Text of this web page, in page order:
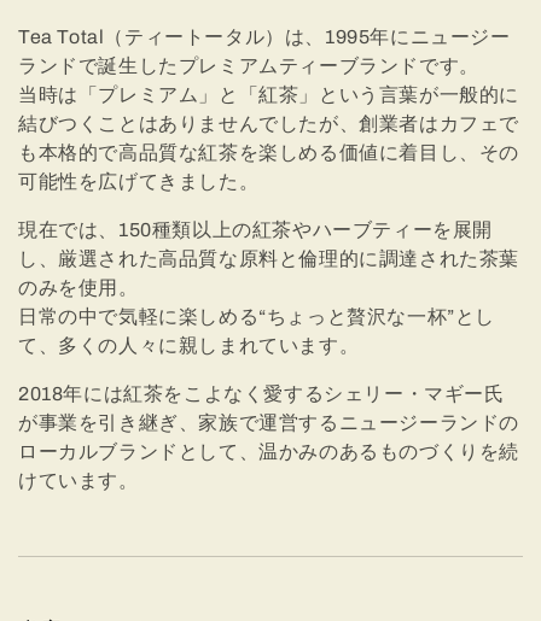
Tea Total（ティートータル）は、1995年にニュージー
ランドで誕生したプレミアムティーブランドです。
当時は「プレミアム」と「紅茶」という言葉が一般的に
結びつくことはありませんでしたが、創業者はカフェで
も本格的で高品質な紅茶を楽しめる価値に着目し、その
可能性を広げてきました。
現在では、150種類以上の紅茶やハーブティーを展開
し、厳選された高品質な原料と倫理的に調達された茶葉
のみを使用。
日常の中で気軽に楽しめる“ちょっと贅沢な一杯”とし
て、多くの人々に親しまれています。
2018年には紅茶をこよなく愛するシェリー・マギー氏
が事業を引き継ぎ、家族で運営するニュージーランドの
ローカルブランドとして、温かみのあるものづくりを続
けています。